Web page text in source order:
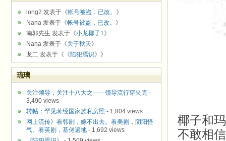
椰子和
不敢相
long2 发表于《帐号被盗，已改。 》
Nana 发表于《帐号被盗，已改。 》
南郭先生 发表于《小龙椰子1》
Nana 发表于《关于秋天》
龙二 发表于《 《陆犯焉识》 》
琉璃
关注领导，关注十八大之——领导流行穿夹克 -
3,490 views
转帖：罕见蒋经国家族私房照 - 1,804 views
网上流传》看韩剧，嫁不出去。看美剧，阴阳怪
气。看英剧，基佬遍地 - 1,692 views